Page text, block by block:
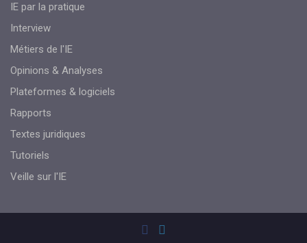
IE par la pratique
Interview
Métiers de l'IE
Opinions & Analyses
Plateformes & logiciels
Rapports
Textes juridiques
Tutoriels
Veille sur l'IE